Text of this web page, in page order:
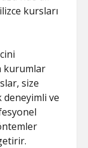
kursları
kurumlar
size
ve